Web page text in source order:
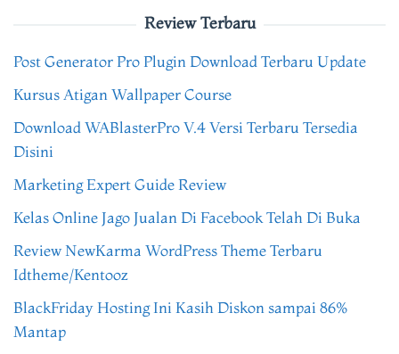
Review Terbaru
Post Generator Pro Plugin Download Terbaru Update
Kursus Atigan Wallpaper Course
Download WABlasterPro V.4 Versi Terbaru Tersedia
Disini
Marketing Expert Guide Review
Kelas Online Jago Jualan Di Facebook Telah Di Buka
Review NewKarma WordPress Theme Terbaru
Idtheme/Kentooz
BlackFriday Hosting Ini Kasih Diskon sampai 86%
Mantap